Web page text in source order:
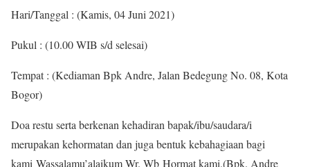
Hari/Tanggal : (Kamis, 04 Juni 2021)
Pukul : (10.00 WIB s/d selesai)
Tempat : (Kediaman Bpk Andre, Jalan Bedegung No. 08, Kota
Bogor)
Doa restu serta berkenan kehadiran bapak/ibu/saudara/i
merupakan kehormatan dan juga bentuk kebahagiaan bagi
kami Wassalamu’alaikum Wr. Wb Hormat kami,(Bpk. Andre